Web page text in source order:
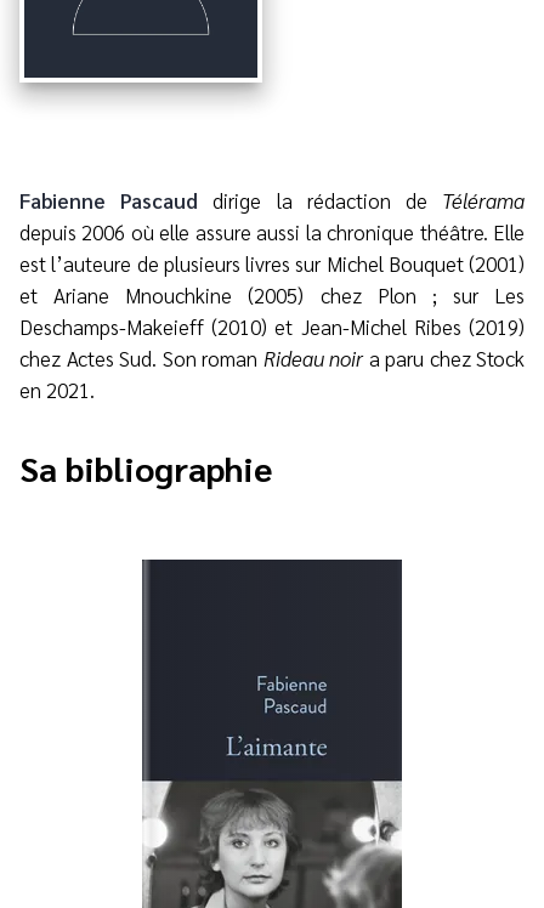
Fabienne Pascaud dirige la rédaction de Télérama
depuis 2006 où elle assure aussi la chronique théâtre. Elle
est l’auteure de plusieurs livres sur Michel Bouquet (2001)
et Ariane Mnouchkine (2005) chez Plon ; sur Les
Deschamps-Makeieff (2010) et Jean-Michel Ribes (2019)
chez Actes Sud. Son roman Rideau noira paru chez Stock
en 2021.
Sa bibliographie